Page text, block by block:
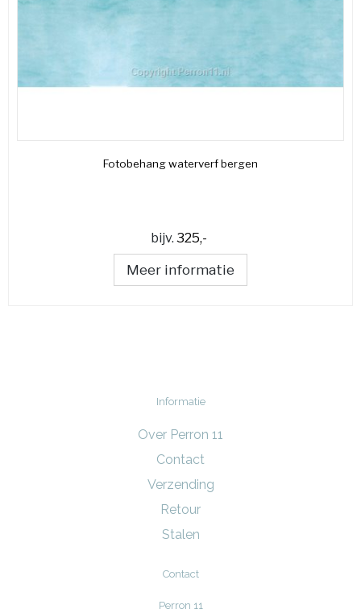
Fotobehang waterverf bergen
bijv. 325,-
Meer informatie
Informatie
Over Perron 11
Contact
Verzending
Retour
Stalen
Contact
Perron 11